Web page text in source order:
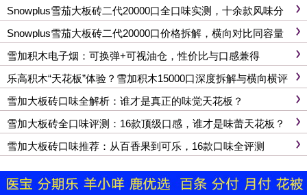
Snowplus雪茄大板砖二代20000口全口味实测，十余款风味分
层，口味推荐
Snowplus雪茄大板砖二代20000口价格拆解，横向对比同容量
机型性价比分析
雪加积木电子烟：可换弹+可视油仓，性价比与口感兼得
乐高积木“天花板”体验？雪加积木15000口深度拆解与横向横评
雪加大板砖口味全解析：谁才是真正的味觉天花板？
雪加大板砖全口味评测：16款顶级口感，谁才是味蕾天花板？
雪加大板砖口味推荐：从百香果到可乐，16款口味全评测